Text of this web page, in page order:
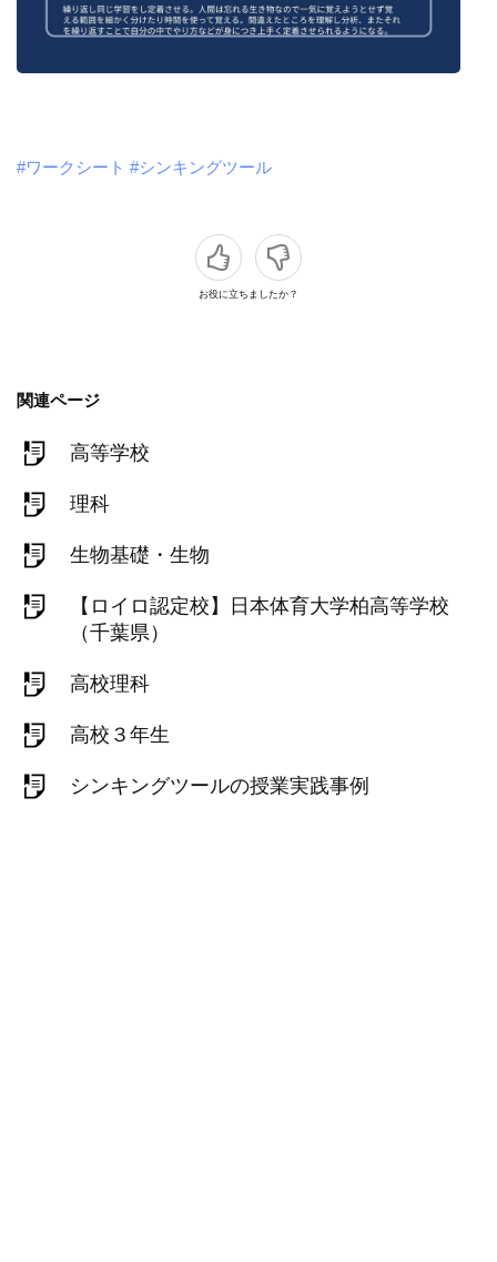
#ワークシート #シンキングツール
お役に立ちましたか？
関連ページ
高等学校
理科
生物基礎・生物
【ロイロ認定校】日本体育大学柏高等学校
（千葉県）
高校理科
高校３年生
シンキングツールの授業実践事例